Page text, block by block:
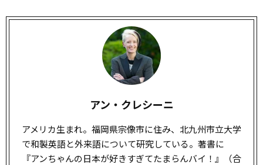
アン・クレシーニ
アメリカ生まれ。福岡県宗像市に住み、北九州市立大学
で和製英語と外来語について研究している。著書に
『アンちゃんの日本が好きすぎてたまらんバイ！』（合